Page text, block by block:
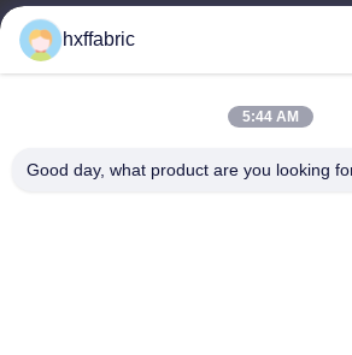
produits
Kontaktieren Sie uns
SBR Neoprenstoff
hxffabric
5:44 AM
Good day, what product are you looking